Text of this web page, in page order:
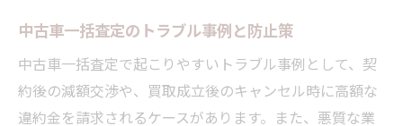
中古車一括査定のトラブル事例と防止策
中古車一括査定で起こりやすいトラブル事例として、契
約後の減額交渉や、買取成立後のキャンセル時に高額な
違約金を請求されるケースがあります。また、悪質な業